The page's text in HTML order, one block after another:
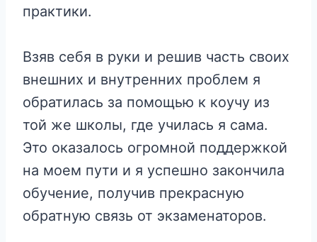
практики.
Взяв себя в руки и решив часть своих
внешних и внутренних проблем я
обратилась за помощью к коучу из
той же школы, где училась я сама.
Это оказалось огромной поддержкой
на моем пути и я успешно закончила
обучение, получив прекрасную
обратную связь от экзаменаторов.